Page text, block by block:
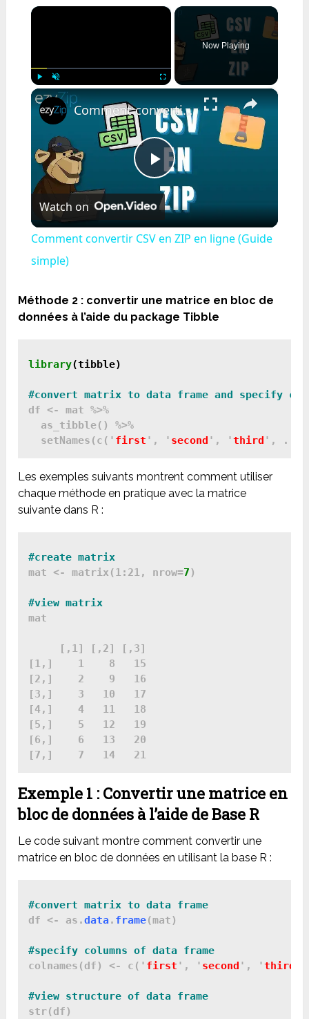
×
Unmute
Now Playing
×
Play
Video
Comment convertir CSV en ZIP en ligne (Guide simple)
Watch on
Comment convertir CSV en ZIP en ligne (Guide
simple)
Méthode 2 : convertir une matrice en bloc de
données à l’aide du package Tibble
library(tibble)
#convert matrix to data frame and specify
df <- mat %>%
  as_tibble() %>%
  setNames(c('
first ', ' second ', 'third
Les exemples suivants montrent comment utiliser
chaque méthode en pratique avec la matrice
suivante dans R :
#create matrix
mat <- matrix(1:21, nrow=7)
mat
     [,1] [,2] [,3]
[1,]    1    8   15
[2,]    2    9   16
[3,]    3   10   17
[4,]    4   11   18
[5,]    5   12   19
[6,]    6   13   20
Exemple 1 : Convertir une matrice en
bloc de données à l’aide de Base R
Le code suivant montre comment convertir une
matrice en bloc de données en utilisant la base R :
df <- as.data . frame(mat)
colnames(df) <- c(' first ', ' second ', 'third
str(df)